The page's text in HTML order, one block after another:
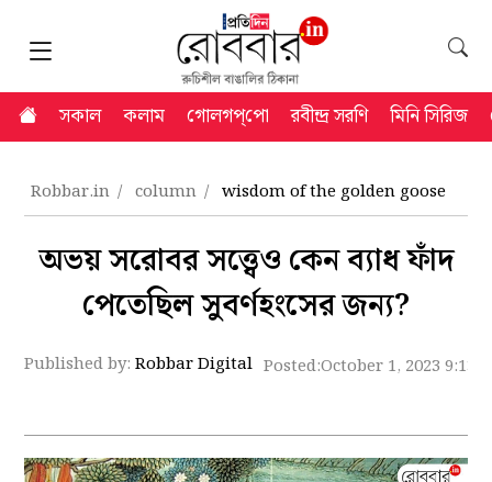
সকাল কলাম গোলগপ্‌পো রবীন্দ্র সরণি মিনি সিরিজ
Robbar.in column wisdom of the golden goose
অভয় সরোবর সত্ত্বেও কেন ব্যাধ ফাঁদ
পেতেছিল সুবর্ণহংসের জন্য?
Published by:Robbar Digital Posted:October 1, 2023 9:13